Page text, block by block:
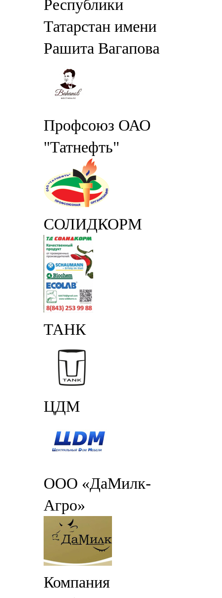
Республики
Татарстан имени
Рашита Вагапова
Профсоюз ОАО
"Татнефть"
СОЛИДКОРМ
ТАНК
ЦДМ
ООО «ДаМилк-
Агро»
Компания